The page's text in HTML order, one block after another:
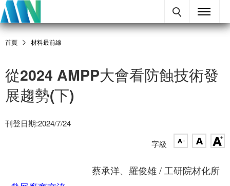
首頁 材料最前線
從2024 AMPP大會看防蝕技術發
展趨勢(下)
刊登日期:2024/7/24
字級
蔡承洋、羅俊雄 / 工研院材化所